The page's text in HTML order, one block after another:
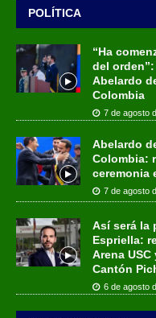
POLÍTICA
“Ha
del
Abelardo
Colombia
7 de agosto
Abelardo
Colombia:
ceremonia
7 de agosto
Así será la
Espriella:
Arena
Cantón
6 de agosto